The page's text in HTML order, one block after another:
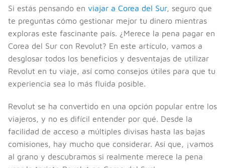
Si estás pensando en viajar a Corea del Sur, seguro que
te preguntas cómo gestionar mejor tu dinero mientras
exploras este fascinante país. ¿Merece la pena pagar en
Corea del Sur con Revolut? En este artículo, vamos a
desglosar todos los beneficios y desventajas de utilizar
Revolut en tu viaje, así como consejos útiles para que tu
experiencia sea lo más fluida posible.
Revolut se ha convertido en una opción popular entre los
viajeros, y no es difícil entender por qué. Desde la
facilidad de acceso a múltiples divisas hasta las bajas
comisiones, hay mucho que considerar. Así que, ¡vamos
al grano y descubramos si realmente merece la pena